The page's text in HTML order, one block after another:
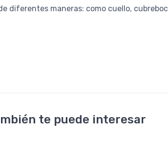
diferentes maneras: como cuello,
te puede interesar